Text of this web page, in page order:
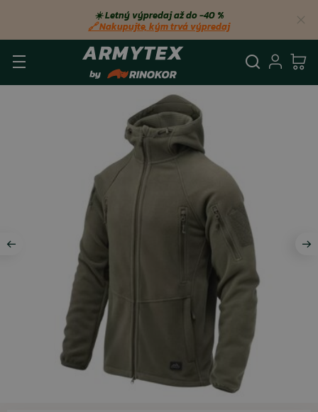
☀️ Letný výpredaj až do −40 %
🔗 Nakupujte, kým trvá výpredaj